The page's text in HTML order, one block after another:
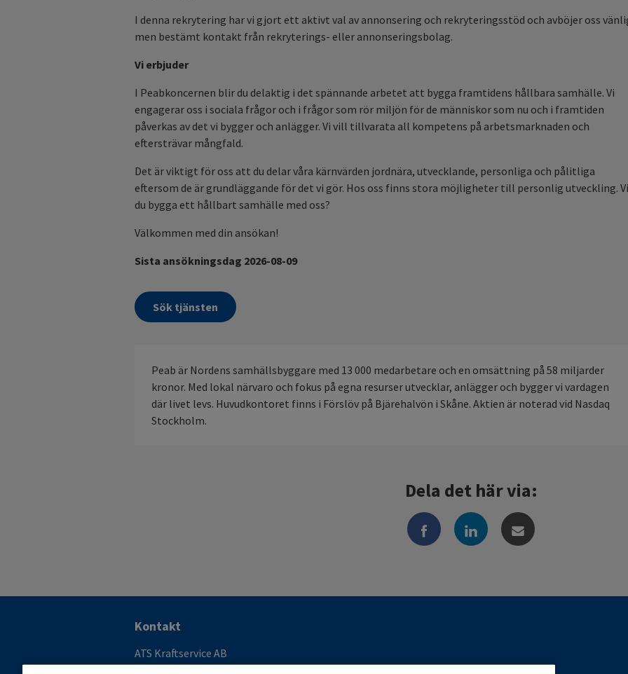
I denna rekrytering har vi gjort ett aktivt val av annonsering och rekryteringsstöd och avböjer oss
men bestämt kontakt från rekryterings- eller annonseringsbolag.
Vi erbjuder
I Peabkoncernen blir du delaktig i det spännande arbetet att bygga framtidens hållbara samhälle. Vi
engagerar oss i sociala frågor och i frågor som rör miljön för de människor som nu och i framtiden
påverkas av det vi bygger och anlägger. Vi vill tillvarata all kompetens på arbetsmarknaden och
eftersträvar mångfald.
Det är viktigt för oss att du delar våra kärnvärden jordnära, utvecklande, personliga och pålitliga
eftersom de är grundläggande för det vi gör. Hos oss finns stora möjligheter till personlig utveckling.
du bygga ett hållbart samhälle med oss?
Välkommen med din ansökan!
Sista ansökningsdag 2026-08-09
Sök tjänsten
Peab är Nordens samhällsbyggare med 13 000 medarbetare och en omsättning på 58 miljarder
kronor. Med lokal närvaro och fokus på egna resurser utvecklar, anlägger och bygger vi vardagen
där livet levs. Huvudkontoret finns i Förslöv på Bjärehalvön i Skåne. Aktien är noterad vid Nasdaq
Stockholm.
Dela det här via:
Ytterligare
information
Kontakt
ATS Kraftservice AB